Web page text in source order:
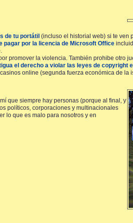
de tu portátil (incluso el historial web) si te ven
pagar por la licencia de Microsoft Office
promover la violencia. También prohibe otro
el derecho a violar las leyes de copyright
online (segunda fuerza económica de la
que siempre hay personas (porque al final, y
políticos, corporaciones y multinacionales
lo que es malo para nosotros y en